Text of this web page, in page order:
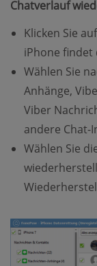
Chatverlauf
Klicken Sie
iPhone findet
Wählen Sie
Anhänge,
Viber
andere Chat-
Wählen Sie